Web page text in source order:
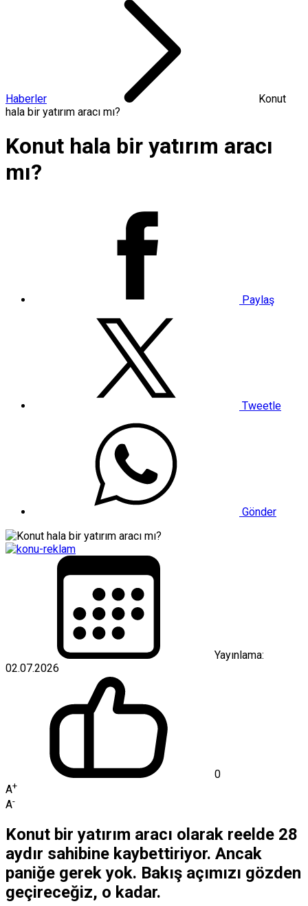
Haberler
Konut
hala bir yatırım aracı mı?
Konut hala bir yatırım aracı
mı?
Paylaş
Tweetle
Gönder
Yayınlama:
02.07.2026
0
A+
A-
Konut bir yatırım aracı olarak reelde 28
aydır sahibine kaybettiriyor. Ancak
paniğe gerek yok. Bakış açımızı gözden
geçireceğiz, o kadar.